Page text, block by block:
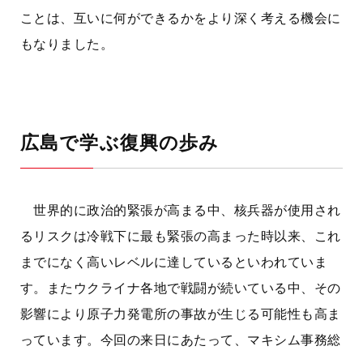
ことは、互いに何ができるかをより深く考える機会に
もなりました。
広島で学ぶ復興の歩み
世界的に政治的緊張が高まる中、核兵器が使用され
るリスクは冷戦下に最も緊張の高まった時以来、これ
までになく高いレベルに達しているといわれていま
す。またウクライナ各地で戦闘が続いている中、その
影響により原子力発電所の事故が生じる可能性も高ま
っています。今回の来日にあたって、マキシム事務総